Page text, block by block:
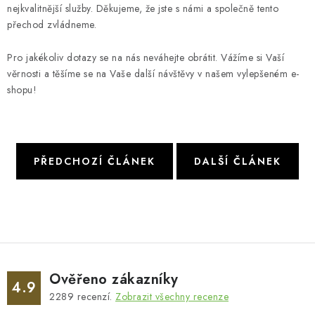
nejkvalitnější služby. Děkujeme, že jste s námi a společně tento
přechod zvládneme.
Pro jakékoliv dotazy se na nás neváhejte obrátit. Vážíme si Vaší
věrnosti a těšíme se na Vaše další návštěvy v našem vylepšeném e-
shopu!
PŘEDCHOZÍ ČLÁNEK DALŠÍ ČLÁNEK
4.9 Ověřeno zákazníky
2289 recenzí. Zobrazit všechny recenze